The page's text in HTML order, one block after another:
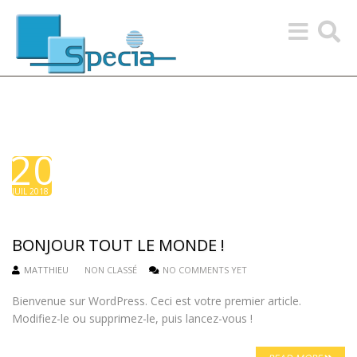
Toggle
search
Toggle
navigation
20
JUIL 2018
BONJOUR TOUT LE MONDE !
MATTHIEU NON CLASSÉ NO COMMENTS YET
Bienvenue sur WordPress. Ceci est votre premier article.
Modifiez-le ou supprimez-le, puis lancez-vous !